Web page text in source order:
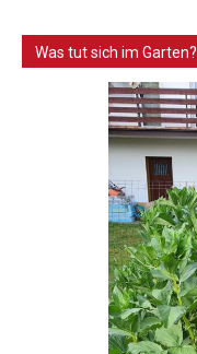
Was tut sich im Garten?